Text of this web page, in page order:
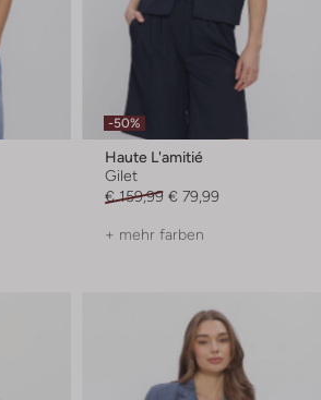
-50%
Haute L'amitié
Gilet
€ 159,99 € 79,99
+ mehr farben